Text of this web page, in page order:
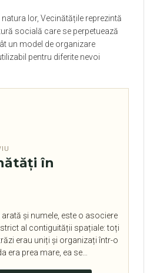
lor, Vecinătățile reprezintă
socială care se perpetuează
un model de organizare
pentru diferite nevoi
în
și numele, este o asociere
al contiguității spațiale: toți
erau uniți și organizați într-o
era prea mare, ea se…